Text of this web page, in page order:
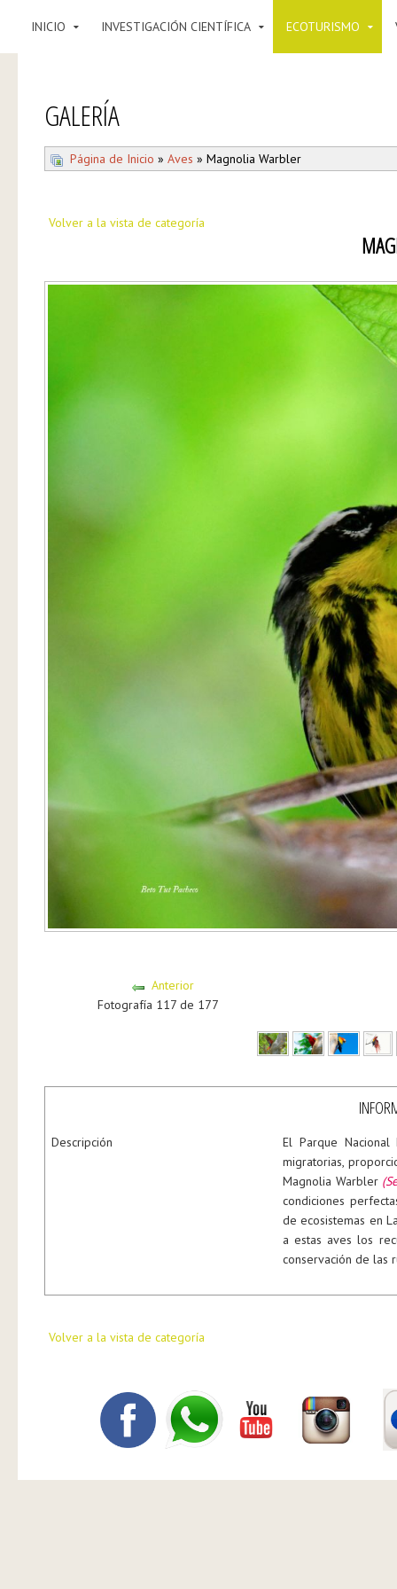
INICIO INVESTIGACIÓN CIENTÍFICA ECOTURISMO
GALERÍA
Página de Inicio » Aves » Magnolia Warbler
Volver a la vista de categoría
Anterior
Fotografía 117 de 177
Descripción
El Parque
migratorias,
Magnolia Warbler
condiciones
de ecosistemas en
a estas aves los
conservación de las
Volver a la vista de categoría